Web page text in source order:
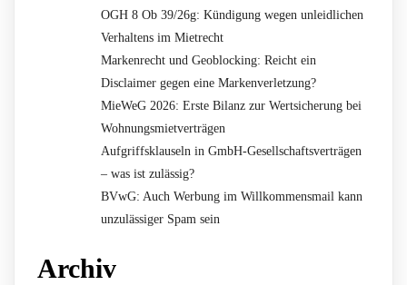
OGH 8 Ob 39/26g: Kündigung wegen unleidlichen
Verhaltens im Mietrecht
Markenrecht und Geoblocking: Reicht ein
Disclaimer gegen eine Markenverletzung?
MieWeG 2026: Erste Bilanz zur Wertsicherung bei
Wohnungsmietverträgen
Aufgriffsklauseln in GmbH-Gesellschaftsverträgen
– was ist zulässig?
BVwG: Auch Werbung im Willkommensmail kann
unzulässiger Spam sein
Archiv